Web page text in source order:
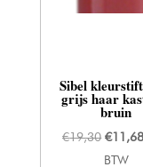
Sibel
grijs haar
bruin
€19,30
prijs
€11,68
BTW